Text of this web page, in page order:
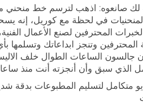
لك صانعوه: اذهب لترسم خط منحني
في لحظة مع كوريل، إنه يسحق
المحترفين لصنع الأعمال
وتنجز ابداعاتك وتسلمها
جالسون الساعات الطوال خلف
الذي سبق وأن أنجزته أنت منذ
متكامل لتسليم المطبوعات بدقة